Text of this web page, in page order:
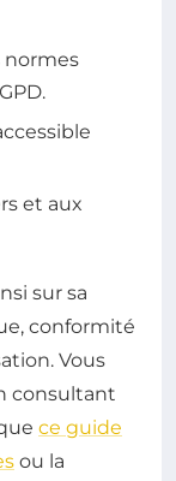
normes
et aux
sur sa
conformité
Vous
consultant
ce guide
ou la